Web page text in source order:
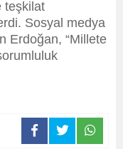
teşkilat
Sosyal medya
Erdoğan, “Millete